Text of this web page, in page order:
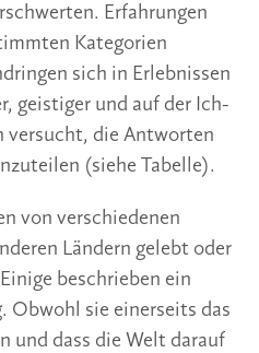
Erfahrungen
Kategorien
sich in Erlebnissen
geistiger und auf der Ich-
versucht, die Antworten
(siehe Tabelle).
von verschiedenen
Ländern gelebt oder
beschrieben ein
Obwohl sie einerseits das
und dass die Welt darauf